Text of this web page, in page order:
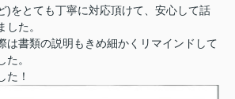
)をとても丁寧に対応頂けて、安心して話
た。
は書類の説明もきめ細かくリマインドして
。
た！